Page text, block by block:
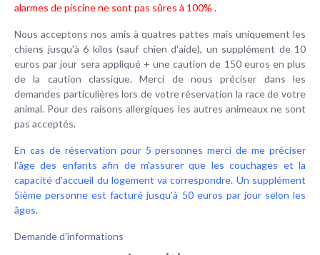
alarmes de piscine ne sont pas sûres à 100% .
Nous acceptons nos amis à quatres pattes mais uniquement les
chiens jusqu'à 6 kilos (sauf chien d'aide), un supplément de 10
euros par jour sera appliqué + une caution de 150 euros en plus
de la caution classique. Merci de nous préciser dans les
demandes particulières lors de votre réservation la race de votre
animal. Pour des raisons allergiques les autres animeaux ne sont
pas acceptés.
En cas de réservation pour 5 personnes merci de me préciser
l'âge des enfants afin de m'assurer que les couchages et la
capacité d'accueil du logement va correspondre. Un supplément
5ième personne est facturé jusqu'à 50 euros par jour selon les
âges.
Demande d'informations